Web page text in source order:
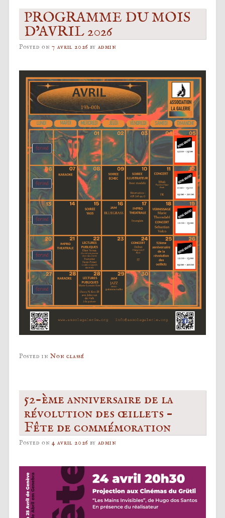
PROGRAMME DU MOIS
D’AVRIL 2026
Posted on7 avril 2026 by admin
Posted inNon classé
52-ème anniversaire de la
révolution des œillets –
Fête de commémoration
Posted on4 avril 2026 by admin